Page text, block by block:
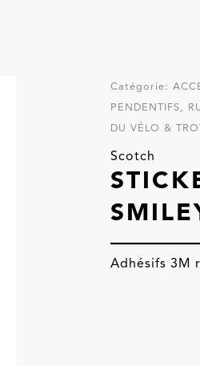
Catégorie:
PENDENTIFS,
DU VÉLO &
Scotch
Adhésifs 3M